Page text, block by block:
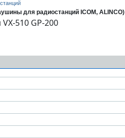
для радиостанций ICOM, ALINCO)
510 GP-200